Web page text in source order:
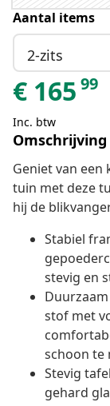
Aantal items
2-zits
€ 165 99
Inc. btw
Omschrijving
Geniet van
tuin met deze
hij de
Stabiel
stevig en
stof met
schoon te
Stevig
gehard